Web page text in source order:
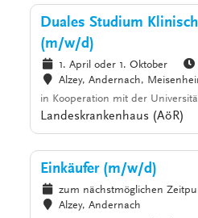
Duales Studium
(m/w/d)
1. April oder 1. Oktober
Alzey, Andernach,
in Kooperation mit der
Landeskrankenhaus (AöR)
Einkäufer (m/w/d)
zum nächstmöglichen
Alzey, Andernach